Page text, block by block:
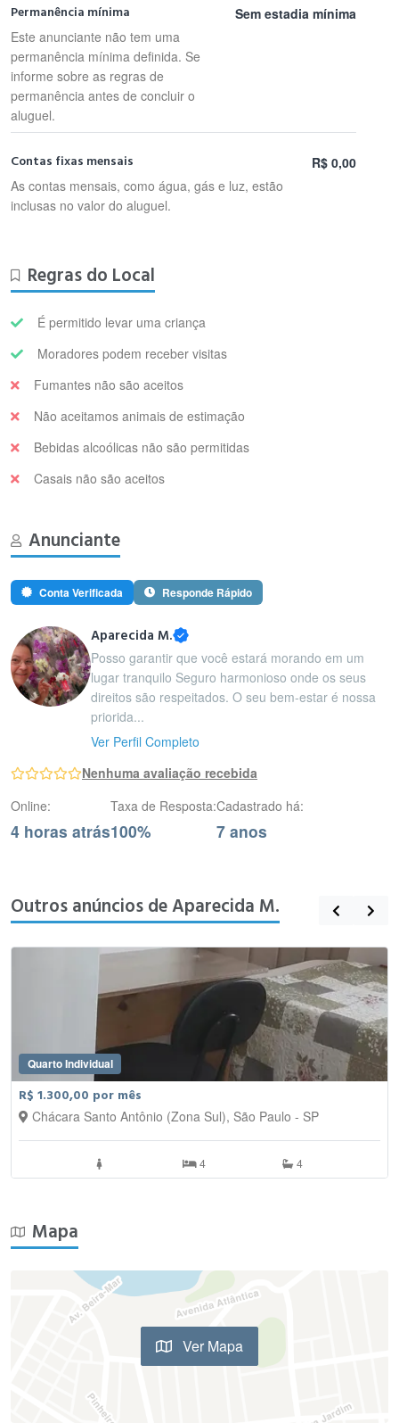
Permanência mínima
Este anunciante não tem uma
permanência mínima definida. Se
informe sobre as regras de
permanência antes de concluir o
aluguel.
Sem estadia mínima
Contas fixas mensais
As contas mensais, como água, gás e luz, estão
inclusas no valor do aluguel.
R$ 0,00
Regras do Local
É permitido levar uma criança
Moradores podem receber visitas
Fumantes não são aceitos
Não aceitamos animais de estimação
Bebidas alcoólicas não são permitidas
Casais não são aceitos
Anunciante
Conta Verificada Responde Rápido
Aparecida M.
Posso garantir que você estará morando em um
lugar tranquilo Seguro harmonioso onde os seus
direitos são respeitados. O seu bem-estar é nossa
priorida...
Ver Perfil Completo
Nenhuma avaliação recebida
Online:
4 horas atrás
Taxa de Resposta:
100%
Cadastrado há:
7 anos
Outros anúncios de Aparecida M.
Quarto Individual
R$ 1.300,00 por mês
Chácara Santo Antônio (Zona Sul), São Paulo - SP
4 4
Mapa
Ver Mapa